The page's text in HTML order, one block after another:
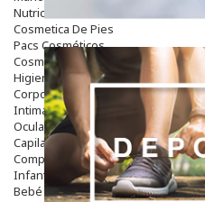
Nutricosmética
Cosmetica De Pies
Pacs Cosméticos
Cosmetica Facial Piel Sensible
Higiene
Corporal
Intima
Ocular
Capilar
Complementos
Infantil
Bebé